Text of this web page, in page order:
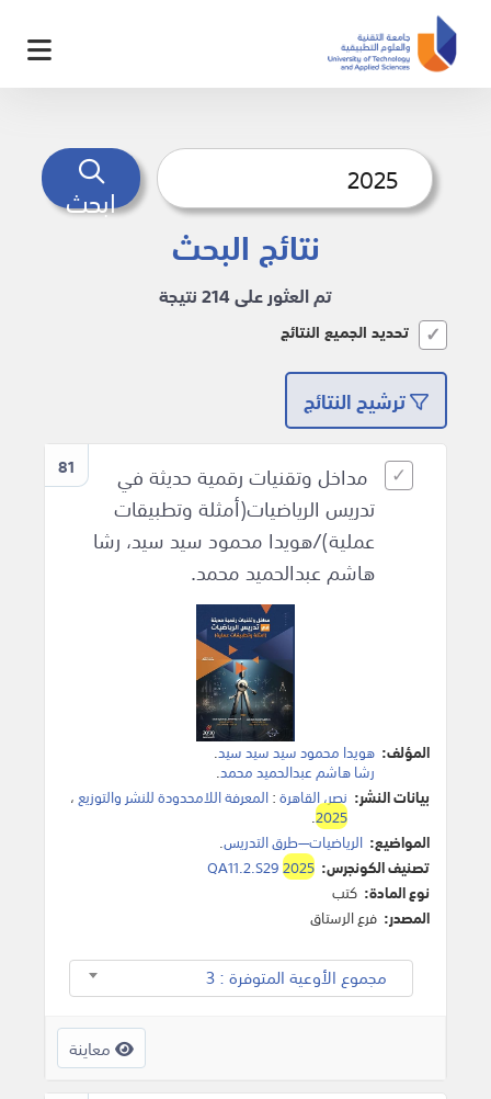
ابحث
نتائج البحث
تم العثور على 214 نتيجة
تحديد الجميع النتائج
ترشيح النتائج
81
مداخل وتقنيات رقمية حديثة في
تدريس الرياضيات(أمثلة وتطبيقات
عملية)/هويدا محمود سيد سيد، رشا
هاشم عبدالحميد محمد.
المؤلف: هويدا محمود سيد سيد سيد.
رشا هاشم عبدالحميد محمد.
بيانات النشر: نصر، القاهرة:المعرفة اللامحدودة للنشر والتوزيع،
2025
.
المواضيع: الرياضيات—طرق التدريس‎.
تصنيف الكونجرس:
QA11.2.S292025
نوع المادة: كتب
المصدر: فرع الرستاق
مجموع الأوعية المتوفرة : 3
معاينة